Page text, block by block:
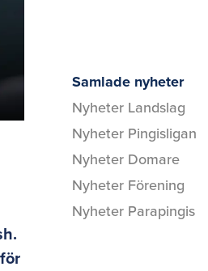
Samlade nyheter
Nyheter Landslag
Nyheter Pingisligan
Nyheter Domare
Nyheter Förening
Nyheter Parapingis